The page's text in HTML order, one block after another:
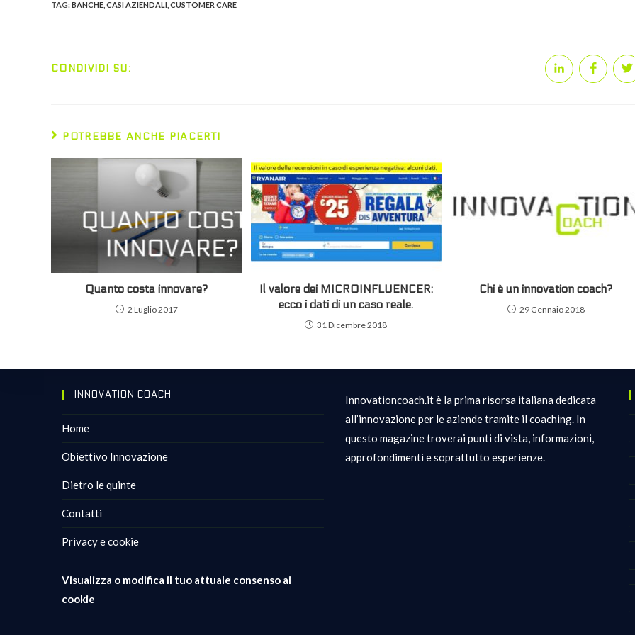
TAG:BANCHE CASI AZIENDALI CUSTOMER CARE
CONDIVIDI SU:SHARE
Opens
in
Opens
in
in
POTREBBE ANCHE PIACERTI
Quanto costa innovare?
2 Luglio 2017
Il valore dei MICROINFLUENCER:
ecco i dati di un caso reale.
31 Dicembre 2018
Chi è un innovation coach?
29 Gennaio 2018
INNOVATION COACH
Home
Obiettivo Innovazione
Dietro le quinte
Contatti
Privacy e cookie
Visualizza o modifica il tuo attuale consenso ai
cookie
Innovationcoach.it è la prima risorsa italiana dedicata
all’innovazione per le aziende tramite il coaching. In
questo magazine troverai punti di vista, informazioni,
approfondimenti e soprattutto esperienze.